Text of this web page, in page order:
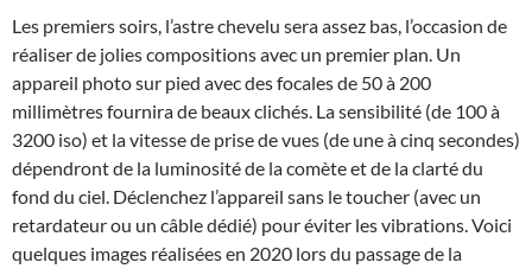
Les premiers soirs, l’astre chevelu sera assez bas, l’occasion de
réaliser de jolies compositions avec un premier plan. Un
appareil photo sur pied avec des focales de 50 à 200
millimètres fournira de beaux clichés. La sensibilité (de 100 à
3200 iso) et la vitesse de prise de vues (de une à cinq secondes)
dépendront de la luminosité de la comète et de la clarté du
fond du ciel. Déclenchez l’appareil sans le toucher (avec un
retardateur ou un câble dédié) pour éviter les vibrations. Voici
quelques images réalisées en 2020 lors du passage de la